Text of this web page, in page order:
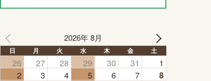
2026年 8月
日 月 火 水 木 金 土
26 27 28 29 30 31
1
2
3 4 5 6 7
8